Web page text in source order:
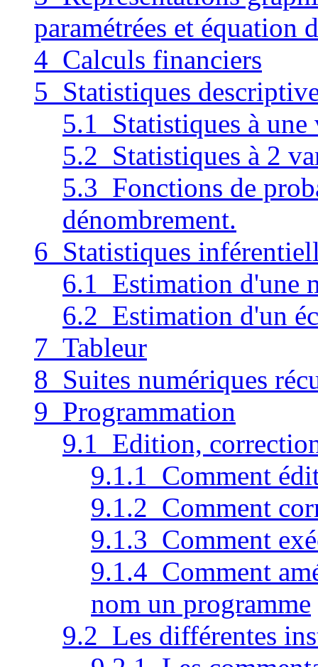
paramétrées et équation
4 Calculs financiers
5 Statistiques
5.1 Statistiques à une
5.2 Statistiques à 2
5.3 Fonctions de
dénombrement.
6 Statistiques
6.1 Estimation d'une
6.2 Estimation d'un
7 Tableur
8 Suites numériques
9 Programmation
9.1 Edition,
9.1.1 Comment
9.1.2 Comment
9.1.3 Comment
9.1.4 Comment
nom un programme
9.2 Les différentes